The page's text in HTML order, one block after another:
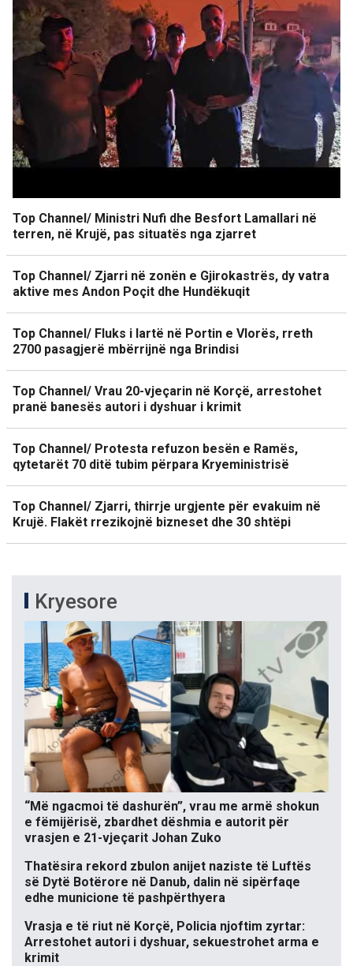
Top Channel/ Ministri Nufi dhe Besfort Lamallari në
terren, në Krujë, pas situatës nga zjarret
Top Channel/ Zjarri në zonën e Gjirokastrës, dy vatra
aktive mes Andon Poçit dhe Hundëkuqit
Top Channel/ Fluks i lartë në Portin e Vlorës, rreth
2700 pasagjerë mbërrijnë nga Brindisi
Top Channel/ Vrau 20-vjeçarin në Korçë, arrestohet
pranë banesës autori i dyshuar i krimit
Top Channel/ Protesta refuzon besën e Ramës,
qytetarët 70 ditë tubim përpara Kryeministrisë
Top Channel/ Zjarri, thirrje urgjente për evakuim në
Krujë. Flakët rrezikojnë bizneset dhe 30 shtëpi
Kryesore
“Më ngacmoi të dashurën”, vrau me armë shokun
e fëmijërisë, zbardhet dëshmia e autorit për
vrasjen e 21-vjeçarit Johan Zuko
Thatësira rekord zbulon anijet naziste të Luftës
së Dytë Botërore në Danub, dalin në sipërfaqe
edhe municione të pashpërthyera
Vrasja e të riut në Korçë, Policia njoftim zyrtar:
Arrestohet autori i dyshuar, sekuestrohet arma e
krimit